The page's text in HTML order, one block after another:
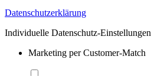
Datenschutzerklärung
Individuelle Datenschutz-Einstellungen
Marketing per Customer-Match